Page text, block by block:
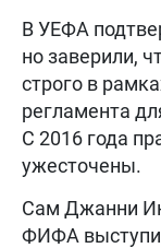
В УЕФА
но заверили,
строго в
регламента
С 2016 года
ужесточены.
Сам Джанни
ФИФА